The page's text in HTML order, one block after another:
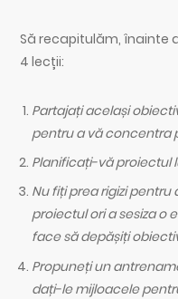
Să recapitulăm, înainte
4 lecții:
Partajați același
pentru a vă concentra
Planificați-vă proiectul
Nu fiți prea rigizi
proiectul ori a sesiza o
face să depășiți
Propuneți un
dați-le mijloacele